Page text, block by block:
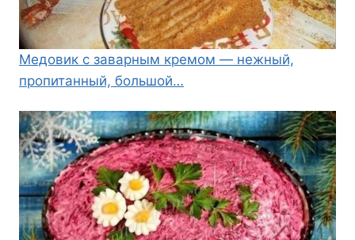
Медовик с заварным кремом — нежный,
пропитанный, большой…